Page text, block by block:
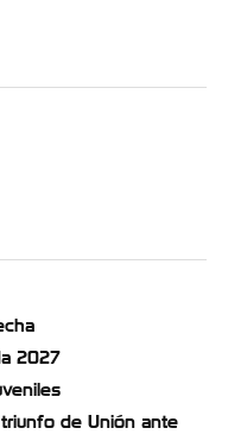
2027
de Unión ante